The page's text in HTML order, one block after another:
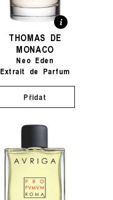
THOMAS DE
MONACO
Neo Eden
Extrait de Parfum
Přidat